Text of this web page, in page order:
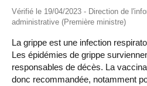
Vérifié le 19/04/2023 - Direction de
administrative (Première ministre)
La grippe est une infection
Les épidémies de grippe
responsables de décès. La
donc recommandée, notamment